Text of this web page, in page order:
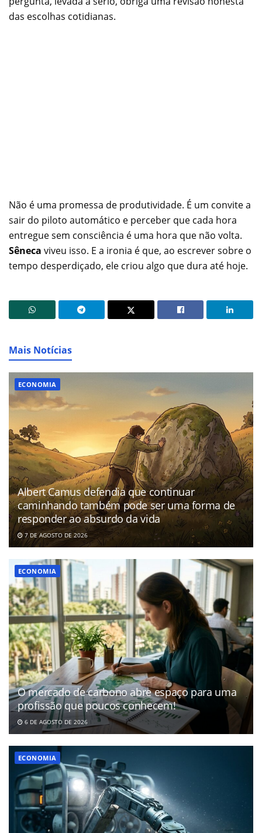
das escolhas cotidianas.
Não é uma promessa de produtividade. É um convite a
sair do piloto automático e perceber que cada hora
entregue sem consciência é uma hora que não volta.
Sêneca viveu isso. E a ironia é que, ao escrever sobre o
tempo desperdiçado, ele criou algo que dura até hoje.
Mais Notícias
ECONOMIA
Albert Camus defendia que continuar
caminhando também pode ser uma forma de
responder ao absurdo da vida
7 DE AGOSTO DE 2026
ECONOMIA
O mercado de carbono abre espaço para uma
profissão que poucos conhecem!
6 DE AGOSTO DE 2026
ECONOMIA